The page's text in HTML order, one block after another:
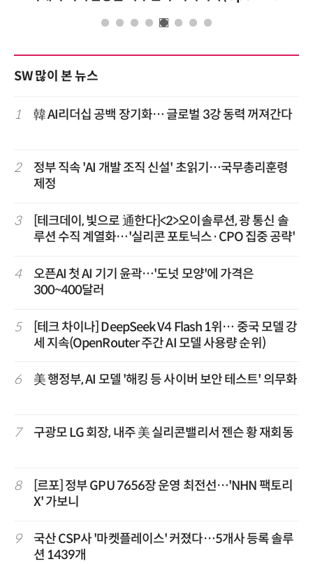
SW 많이 본 뉴스
1 韓 AI리더십 공백 장기화… 글로벌 3강 동력 꺼져간다
2
정부 직속 'AI 개발 조직 신설' 초읽기…국무총리훈령
제정
3
[테크데이, 빛으로 通한다]<2>오이솔루션, 광 통신 솔
루션 수직 계열화…'실리콘 포토닉스·CPO 집중 공략'
4
오픈AI 첫 AI 기기 윤곽…'도넛 모양'에 가격은
300~400달러
5
[테크 차이나] DeepSeek V4 Flash 1위… 중국 모델 강
세 지속(OpenRouter 주간 AI 모델 사용량 순위)
6 美 행정부, AI 모델 '해킹 등 사이버 보안 테스트' 의무화
7 구광모 LG 회장, 내주 美 실리콘밸리서 젠슨 황 재회동
8
[르포] 정부 GPU 7656장 운영 최전선…'NHN 팩토리
X' 가보니
9
국산 CSP사 '마켓플레이스' 커졌다…5개사 등록 솔루
션 1439개